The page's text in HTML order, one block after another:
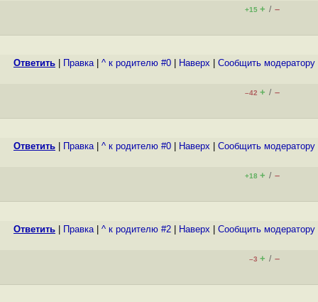
+15 + / –
Ответить Правка| ^ к родителю #0 Наверх Cообщить модератору
–42 + / –
Ответить Правка| ^ к родителю #0 Наверх Cообщить модератору
+18 + / –
Ответить Правка| ^ к родителю #2 Наверх Cообщить модератору
–3 + / –